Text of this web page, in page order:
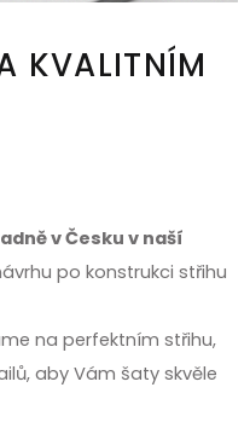
KVALITNÍM
v Česku v naší
po konstrukci střihu
na perfektním střihu,
aby Vám šaty skvěle